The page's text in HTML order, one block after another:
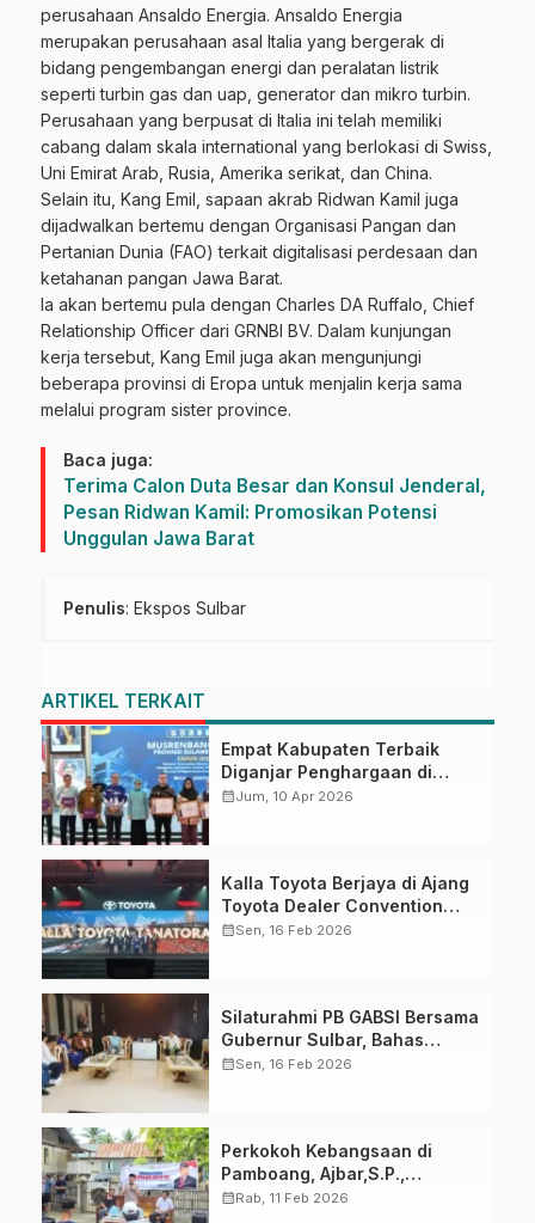
perusahaan Ansaldo Energia. Ansaldo Energia
merupakan perusahaan asal Italia yang bergerak di
bidang pengembangan energi dan peralatan listrik
seperti turbin gas dan uap, generator dan mikro turbin.
Perusahaan yang berpusat di Italia ini telah memiliki
cabang dalam skala international yang berlokasi di Swiss,
Uni Emirat Arab, Rusia, Amerika serikat, dan China.
Selain itu, Kang Emil, sapaan akrab Ridwan Kamil juga
dijadwalkan bertemu dengan Organisasi Pangan dan
Pertanian Dunia (FAO) terkait digitalisasi perdesaan dan
ketahanan pangan Jawa Barat.
Ia akan bertemu pula dengan Charles DA Ruffalo, Chief
Relationship Officer dari GRNBI BV. Dalam kunjungan
kerja tersebut, Kang Emil juga akan mengunjungi
beberapa provinsi di Eropa untuk menjalin kerja sama
melalui program sister province.
Baca juga:
Terima Calon Duta Besar dan Konsul Jenderal,
Pesan Ridwan Kamil: Promosikan Potensi
Unggulan Jawa Barat
Penulis: Ekspos Sulbar
ARTIKEL TERKAIT
Empat Kabupaten Terbaik
Diganjar Penghargaan di
Musrenbang Sulbar 2027
calendar_monthJum, 10 Apr 2026
Kalla Toyota Berjaya di Ajang
Toyota Dealer Convention
2026
calendar_monthSen, 16 Feb 2026
Silaturahmi PB GABSI Bersama
Gubernur Sulbar, Bahas
Persiapan Kejurnas Bridge ke-
calendar_monthSen, 16 Feb 2026
Perkokoh Kebangsaan di
Pamboang, Ajbar,S.P.,
Sosialisasi Empat Pilar di Desa
calendar_monthRab, 11 Feb 2026